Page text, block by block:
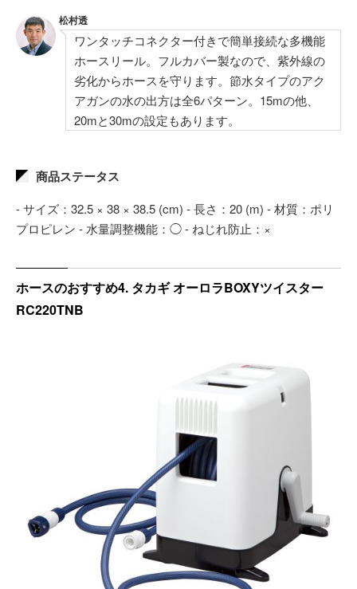
松村透
ワンタッチコネクター付きで簡単接続な多機能
ホースリール。フルカバー製なので、紫外線の
劣化からホースを守ります。節水タイプのアク
アガンの水の出方は全6パターン。15mの他、
20mと30mの設定もあります。
商品ステータス
- サイズ：32.5 × 38 × 38.5 (cm) - 長さ：20 (m) - 材質：ポリ
プロピレン - 水量調整機能：◯ - ねじれ防止：×
ホースのおすすめ4. タカギ オーロラBOXYツイスター
RC220TNB